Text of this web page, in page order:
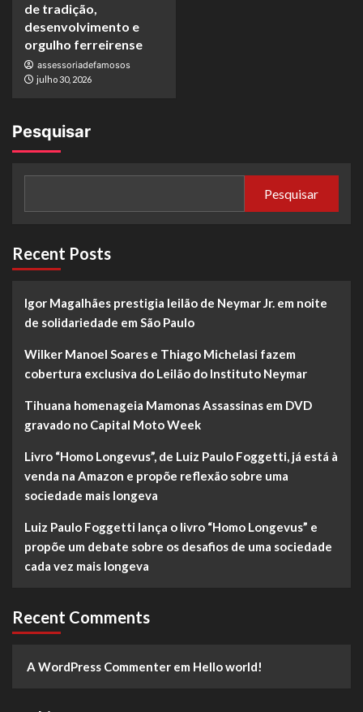
de tradição,
desenvolvimento e
orgulho ferreirense
assessoriadefamosos
julho 30, 2026
Pesquisar
Pesquisar
Recent Posts
Igor Magalhães prestigia leilão de Neymar Jr. em noite
de solidariedade em São Paulo
Wilker Manoel Soares e Thiago Michelasi fazem
cobertura exclusiva do Leilão do Instituto Neymar
Tihuana homenageia Mamonas Assassinas em DVD
gravado no Capital Moto Week
Livro “Homo Longevus”, de Luiz Paulo Foggetti, já está à
venda na Amazon e propõe reflexão sobre uma
sociedade mais longeva
Luiz Paulo Foggetti lança o livro “Homo Longevus” e
propõe um debate sobre os desafios de uma sociedade
cada vez mais longeva
Recent Comments
A WordPress Commenter em Hello world!